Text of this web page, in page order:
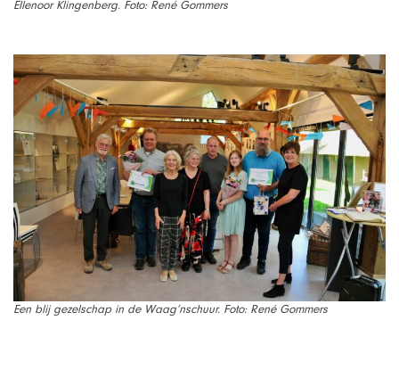
Ellenoor Klingenberg. Foto: René Gommers
Een blij gezelschap in de Waag’nschuur. Foto: René Gommers